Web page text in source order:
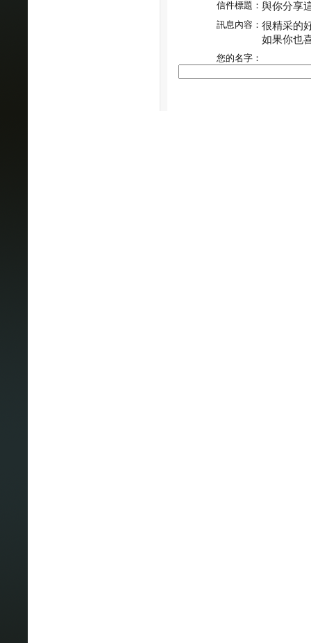
信件標題： 與你分享
訊息內容： 很精采的
如果你也
您的名字：